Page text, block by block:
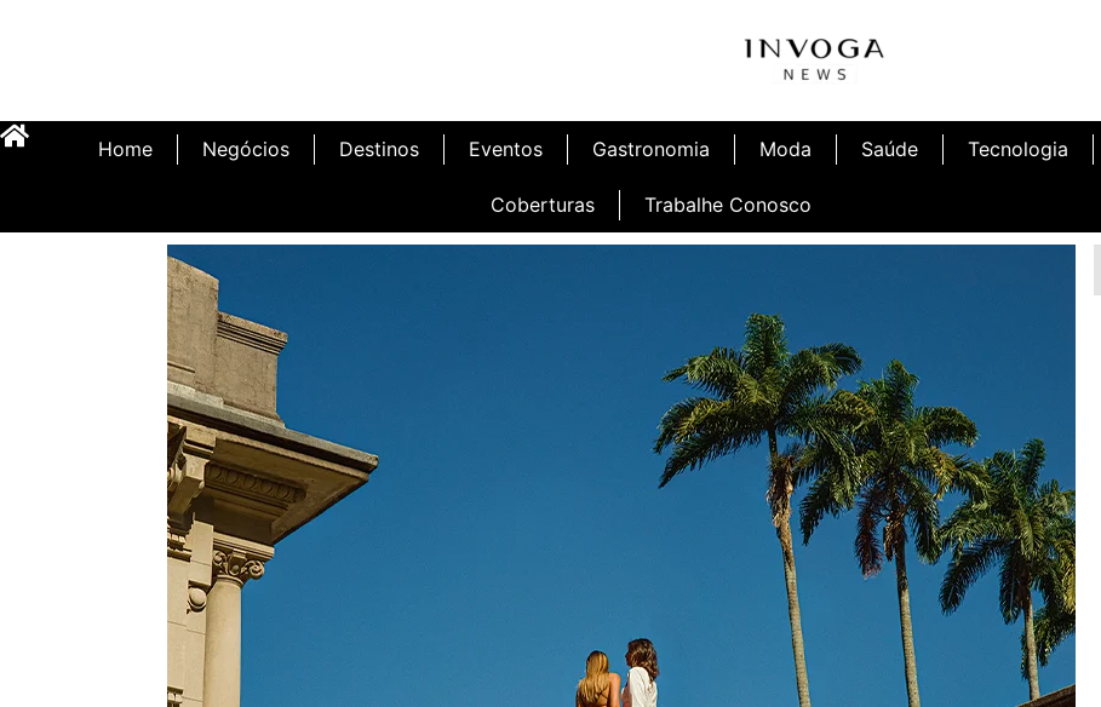
Home Negócios Destinos Eventos Gastronomia Moda Saúde Tecnologia
Coberturas Trabalhe Conosco
Inauguração Ninetto Fortaleza